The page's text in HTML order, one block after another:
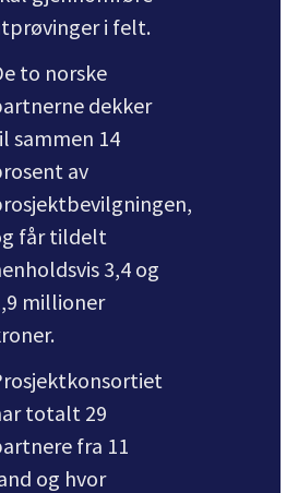
i felt.
to norske
dekker
sammen 14
av
får tildelt
3,4 og
millioner
totalt 29
fra 11
og hvor